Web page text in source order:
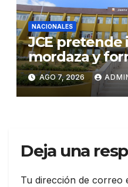
NACIONALES
JCE pretende
mordaza y
contra ACD
publicar
AGO 7, 2026
Deja una
Tu dirección de correo